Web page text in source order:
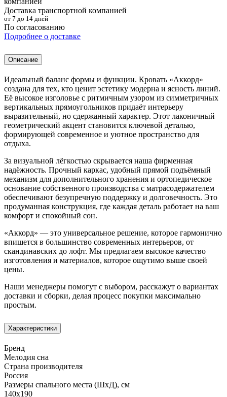
Доставка транспортной компанией
от 7 до 14 дней
По согласованию
Подробнее о доставке
Описание
Идеальный баланс формы и функции. Кровать «Аккорд»
создана для тех, кто ценит эстетику модерна и ясность линий.
Её высокое изголовье с ритмичным узором из симметричных
вертикальных прямоугольников придаёт интерьеру
выразительный, но сдержанный характер. Этот лаконичный
геометрический акцент становится ключевой деталью,
формирующей современное и уютное пространство для
отдыха.
За визуальной лёгкостью скрывается наша фирменная
надёжность. Прочный каркас, удобный прямой подъёмный
механизм для дополнительного хранения и ортопедическое
основание собственного производства с матрасодержателем
обеспечивают безупречную поддержку и долговечность. Это
продуманная конструкция, где каждая деталь работает на ваш
комфорт и спокойный сон.
«Аккорд» — это универсальное решение, которое гармонично
впишется в большинство современных интерьеров, от
скандинавских до лофт. Мы предлагаем высокое качество
изготовления и материалов, которое ощутимо выше своей
цены.
Наши менеджеры помогут с выбором, расскажут о вариантах
доставки и сборки, делая процесс покупки максимально
простым.
Характеристики
Бренд
Мелодия сна
Страна производителя
Россия
Размеры спального места (ШхД), см
140х190